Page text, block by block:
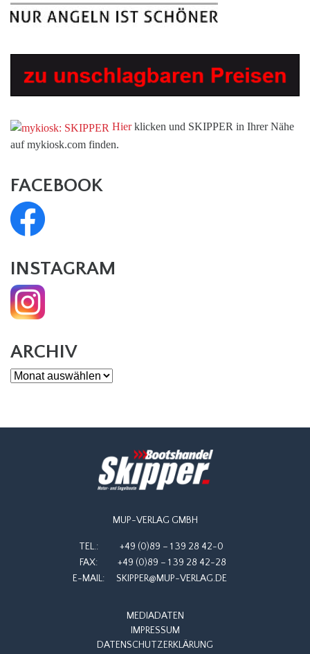
Hierklicken und SKIPPER in Ihrer Nähe
auf mykiosk.com finden.
FACEBOOK
INSTAGRAM
ARCHIV
Archiv
MUP-VERLAG GMBH
TEL.:
+49 (0)89 – 1 39 28 42-0
FAX:
+49 (0)89 – 1 39 28 42-28
E-MAIL:
SKIPPER@MUP-VERLAG.DE
MEDIADATEN
IMPRESSUM
DATENSCHUTZERKLÄRUNG